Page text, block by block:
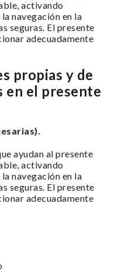
activando
navegación en la
seguras. El presente
adecuadamente
propias y de
en el presente
ayudan al presente
activando
navegación en la
seguras. El presente
adecuadamente